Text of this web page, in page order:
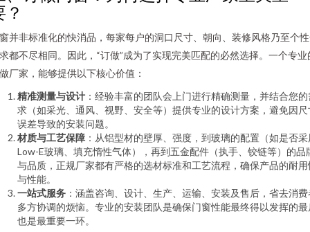
？
并非标准化的快消品，每家每户的洞口尺寸、朝向、装修风格乃至个
都不尽相同。因此，“订做”成为了实现完美匹配的必然选择。一个专业
厂家，能够提供以下核心价值：
精准测量与设计 ：经验丰富的团队会上门进行精确测量，并结合您的
求（如采光、通风、视野、安全等）提供专业的设计方案，避免因尺
误差导致的安装问题。
材质与工艺保障 ：从铝型材的壁厚、强度，到玻璃的配置（如是否采
Low-E玻璃、填充惰性气体），再到五金配件（执手、铰链等）的品
与品质，正规厂家都有严格的选材标准和工艺流程，确保产品的耐用
与性能。
一站式服务 ：涵盖咨询、设计、生产、运输、安装及售后，省去消费
多方协调的烦恼。专业的安装团队是确保门窗性能最终得以发挥的最
也是最重要一环。